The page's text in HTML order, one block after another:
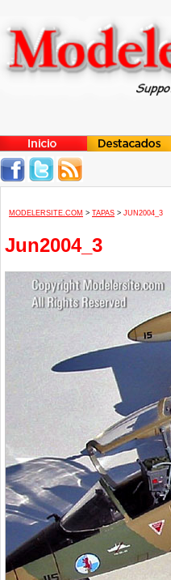
MODELERSITE.COM > TAPAS > JUN2004_3
Jun2004_3